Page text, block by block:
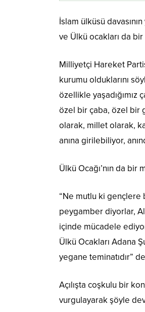
İslam ülküsü
ve Ülkü ocakları da
Milliyetçi Hareket
kurumu olduklarını
özellikle
özel bir çaba, özel bir
olarak, millet olarak,
anına girilebiliyor,
Ülkü Ocağı’nın da
“Ne mutlu ki
peygamber diyorlar,
içinde mücadele
Ülkü Ocakları Adana
yegane teminatıdır”
Açılışta coşkulu bir
vurgulayarak şöyle